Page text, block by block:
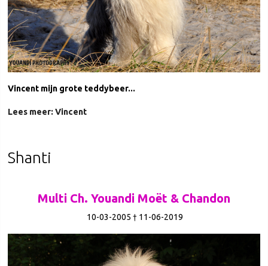
Vincent mijn grote teddybeer...
Lees meer: Vincent
Shanti
Multi Ch. Youandi Moët & Chandon
10-03-2005 † 11-06-2019